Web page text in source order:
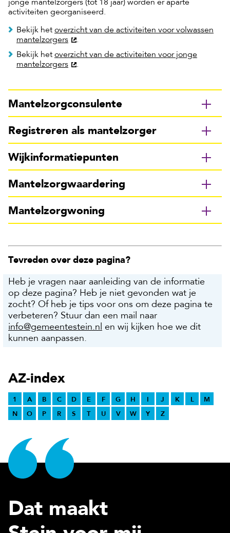
jonge mantelzorgers (tot 18 jaar) worden er aparte
activiteiten georganiseerd.
Bekijk het overzicht van de activiteiten voor volwassen
mantelzorgers
.
Bekijk het overzicht van de activiteiten voor jonge
mantelzorgers
.
Mantelzorgconsulente
Registreren als mantelzorger
Wijkinformatiepunten
Mantelzorgwaardering
Mantelzorgwoning
Tevreden over deze pagina?
Heb je vragen naar aanleiding van de informatie
op deze pagina? Heb je niet gevonden wat je
zocht? Of heb je tips voor ons om deze pagina te
verbeteren? Stuur dan een mail naar
info@gemeentestein.nl en wij kijken hoe we dit
kunnen aanpassen.
AZ-index
1 A B C D E F G H I J K L
M
N
O P R S T U V W Y Z
Dat maakt